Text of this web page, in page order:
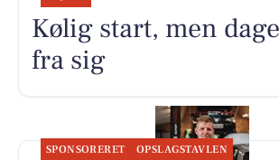
Kølig start, men
fra sig
SPONSORERET OPSLAGSTAVLEN